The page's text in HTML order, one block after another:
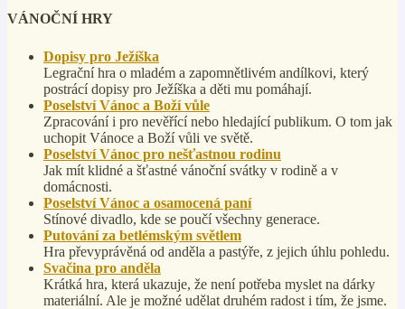
VÁNOČNÍ HRY
Dopisy pro Ježíška
Legrační hra o mladém a zapomnětlivém andílkovi, který
postrácí dopisy pro Ježíška a děti mu pomáhají.
Poselství Vánoc a Boží vůle
Zpracování i pro nevěřící nebo hledající publikum. O tom jak
uchopit Vánoce a Boží vůli ve světě.
Poselství Vánoc pro nešťastnou rodinu
Jak mít klidné a šťastné vánoční svátky v rodině a v
domácnosti.
Poselství Vánoc a osamocená paní
Stínové divadlo, kde se poučí všechny generace.
Putování za betlémským světlem
Hra převyprávěná od anděla a pastýře, z jejich úhlu pohledu.
Svačina pro anděla
Krátká hra, která ukazuje, že není potřeba myslet na dárky
materiální. Ale je možné udělat druhém radost i tím, že jsme.